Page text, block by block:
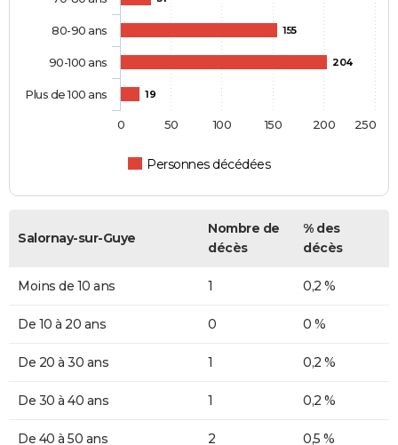
155
204
19
Personnes décédées
80-90 ans
90-100 ans
Plus de 100 ans
0 50 100 150 200 250
Salornay-sur-Guye
Nombre de
décès
% des
décès
Moins de 10 ans 1 0,2 %
De 10 à 20 ans 0 0 %
De 20 à 30 ans 1 0,2 %
De 30 à 40 ans 1 0,2 %
De 40 à 50 ans 2 0,5 %